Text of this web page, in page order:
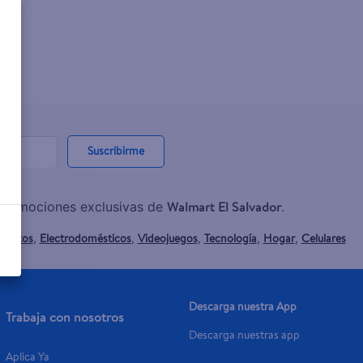
Suscribirme
exclusivas de Walmart El Salvador.
, Electrodomésticos, Videojuegos, Tecnología, Hogar, Celulares
Trabaja con nosotros
Aplica Ya
Descarga nuestra App
Descarga nuestras app